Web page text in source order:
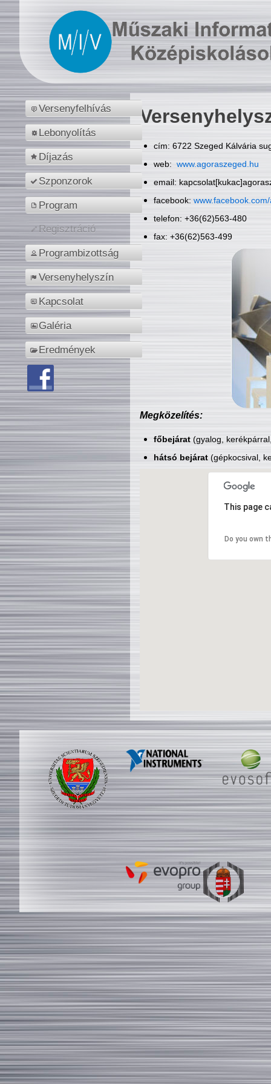
Versenyfelhívás
Lebonyolítás
Díjazás
Szponzorok
Program
Regisztráció
Programbizottság
Versenyhelyszín
Kapcsolat
Galéria
Eredmények
cím: 6722 Szeged Kálvária
web: www.agoraszeged.hu
email:
facebook:
telefon: +36(62)563-480
fax: +36(62)563-499
Megközelítés:
főbejárat(gyalog,
hátsó bejárat(gépkocsival,
This page
Do you own